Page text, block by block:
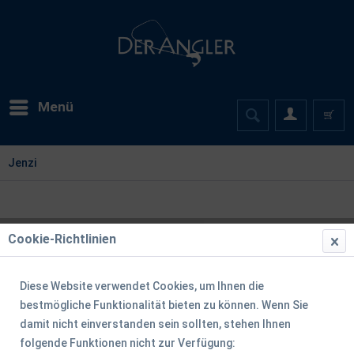
Menü
Jenzi
Cookie-Richtlinien
Diese Website verwendet Cookies, um Ihnen die
bestmögliche Funktionalität bieten zu können. Wenn Sie
damit nicht einverstanden sein sollten, stehen Ihnen
folgende Funktionen nicht zur Verfügung: